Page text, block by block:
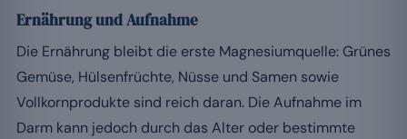
Ernährung und Aufnahme
Die Ernährung bleibt die erste Magnesiumquelle: Grünes
Gemüse, Hülsenfrüchte, Nüsse und Samen sowie
Vollkornprodukte sind reich daran. Die Aufnahme im
Darm kann jedoch durch das Alter oder bestimmte